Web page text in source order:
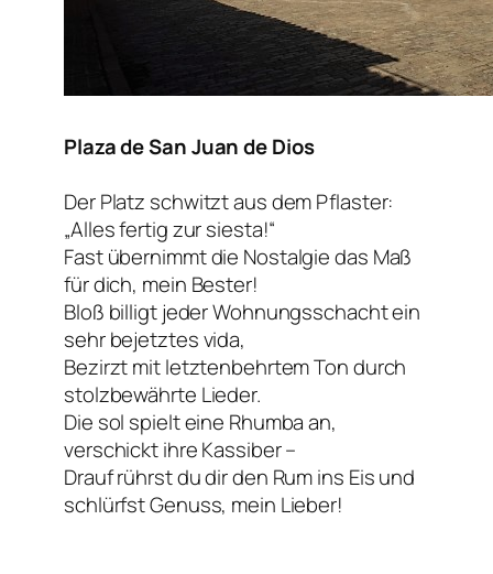
Plaza de San Juan de Dios
Der Platz schwitzt aus dem Pflaster:
„Alles fertig zur siesta!“
Fast übernimmt die Nostalgie das Maß
für dich, mein Bester!
Bloß billigt jeder Wohnungsschacht ein
sehr bejetztes vida,
Bezirzt mit letztenbehrtem Ton durch
stolzbewährte Lieder.
Die sol spielt eine Rhumba an,
verschickt ihre Kassiber –
Drauf rührst du dir den Rum ins Eis und
schlürfst Genuss, mein Lieber!